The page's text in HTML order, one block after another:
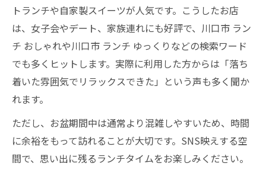
トランチや自家製スイーツが人気です。こうしたお店
は、女子会やデート、家族連れにも好評で、川口市 ラン
チ おしゃれや川口市 ランチ ゆっくりなどの検索ワード
でも多くヒットします。実際に利用した方からは「落ち
着いた雰囲気でリラックスできた」という声も多く聞か
れます。
ただし、お盆期間中は通常より混雑しやすいため、時間
に余裕をもって訪れることが大切です。SNS映えする空
間で、思い出に残るランチタイムをお楽しみください。